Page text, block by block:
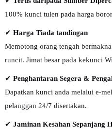
100% kunci tulen pada harga
✔ Harga Tiada tandingan
Memotong orang tengah
runcit. Jimat besar pada kekunci
✔ Penghantaran Segera &
Dapatkan kunci anda melalui e-
pelanggan 24/7 disertakan.
✔ Jaminan Kesahan Sepanjang